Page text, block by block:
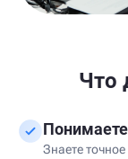
Что
Знаете